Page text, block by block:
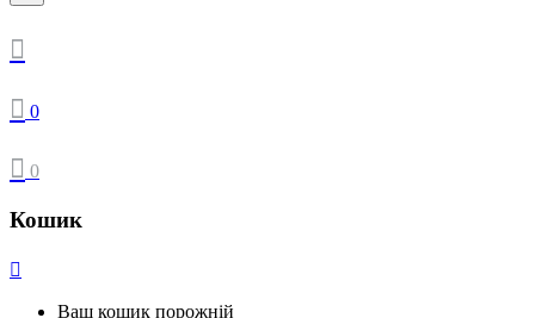
0
0
Кошик
Ваш кошик порожній